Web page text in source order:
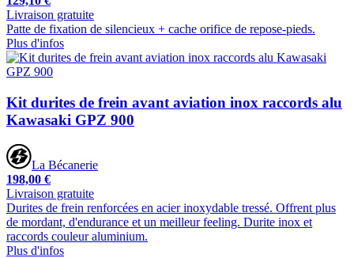
Livraison gratuite
Patte de fixation de silencieux + cache orifice de repose-pieds.
Plus d'infos
Kit durites de frein avant aviation inox raccords alu
Kawasaki GPZ 900
La Bécanerie
198,00 €
Livraison gratuite
Durites de frein renforcées en acier inoxydable tressé. Offrent plus
de mordant, d'endurance et un meilleur feeling. Durite inox et
raccords couleur aluminium.
Plus d'infos